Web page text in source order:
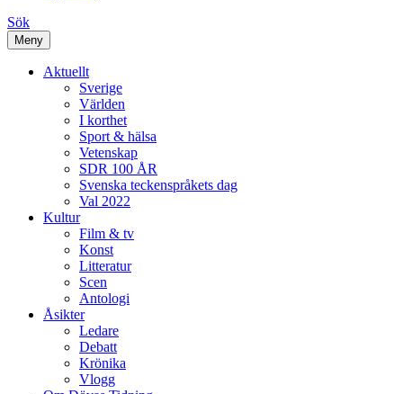
Sök
Meny
Aktuellt
Sverige
Världen
I korthet
Sport & hälsa
Vetenskap
SDR 100 ÅR
Svenska teckenspråkets dag
Val 2022
Kultur
Film & tv
Konst
Litteratur
Scen
Antologi
Åsikter
Ledare
Debatt
Krönika
Vlogg